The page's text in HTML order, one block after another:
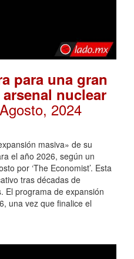
para una gran
nuclear
2024
masiva» de su
el año 2026, según un
por ‘The Economist’. Esta
tras décadas de
El programa de expansión
una vez que finalice el